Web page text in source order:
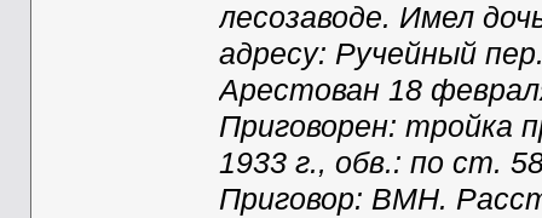
лесозаводе. Имел
адресу: Ручейный
Арестован 18
Приговорен: тройка
1933 г., обв.: по ст.
Приговор: ВМН.